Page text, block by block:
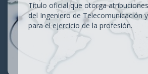
Título oficial que otorga
del Ingeniero de Telecomunicación
para el ejercicio de la profesión.